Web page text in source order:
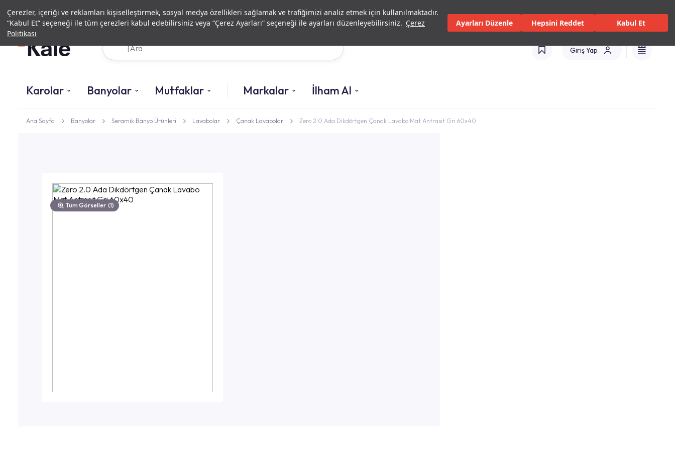
Çerezler, içeriği ve reklamları kişiselleştirmek, sosyal medya özellikleri sağlamak ve trafiğimizi analiz etmek için kullanılmaktadır.
“Kabul Et” seçeneği ile tüm çerezleri kabul edebilirsiniz veya “Çerez Ayarları” seçeneği ile ayarları düzenleyebilirsiniz. Çerez
Politikası
Ayarları Düzenle Hepsini Reddet Kabul Et
Yatırımcı İlişkileriYetkili Servisler ve HizmetlerMağazalarKataloglar Türkiye(TR)
Ara Giriş Yap
Karolar Banyolar Mutfaklar Markalar İlham Al
Ana Sayfa Banyolar Seramik Banyo Ürünleri Lavabolar Çanak Lavabolar Zero 2.0 Ada Dikdörtgen Çanak Lavabo Mat Antrasit Gri 60x40
Tüm Görseller (1)